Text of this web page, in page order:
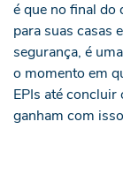
é que no final do
para suas casas
segurança, é
o momento em
EPIs até concluir
ganham com